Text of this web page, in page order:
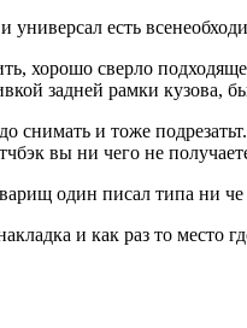
универсал есть
хорошо сверло
задней рамки кузова,
снимать и тоже
вы ни чего не
один писал типа ни
и как раз то место